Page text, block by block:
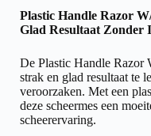
Plastic Handle Razor
Glad Resultaat Zonder
De Plastic Handle Razor
strak en glad resultaat te
veroorzaken. Met een
deze scheermes een
scheerervaring.